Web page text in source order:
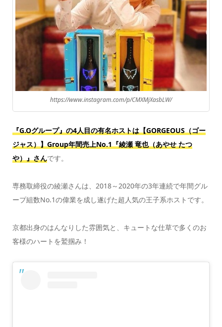
https://www.instagram.com/p/CMXMjXasbLW/
『G.Oグループ』の4人目の有名ホストは【GORGEOUS（ゴー
ジャス）】Group年間売上No.1『綾瀬 竜也（あやせ たつ
や）』さんです。
専務取締役の綾瀬さんは、2018～2020年の3年連続で年間グル
ープ組数No.1の偉業を成し遂げた超人気の王子系ホストです。
京都出身のはんなりした雰囲気と、キュートな仕草で多くのお
客様のハートを鷲掴み！